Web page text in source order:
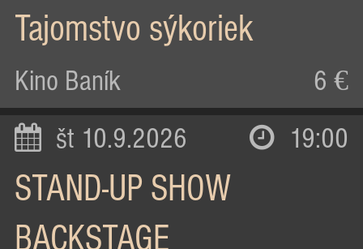
Tajomstvo sýkoriek
Kino Baník 6 €
št 10.9.2026 19:00
STAND-UP SHOW
BACKSTAGE